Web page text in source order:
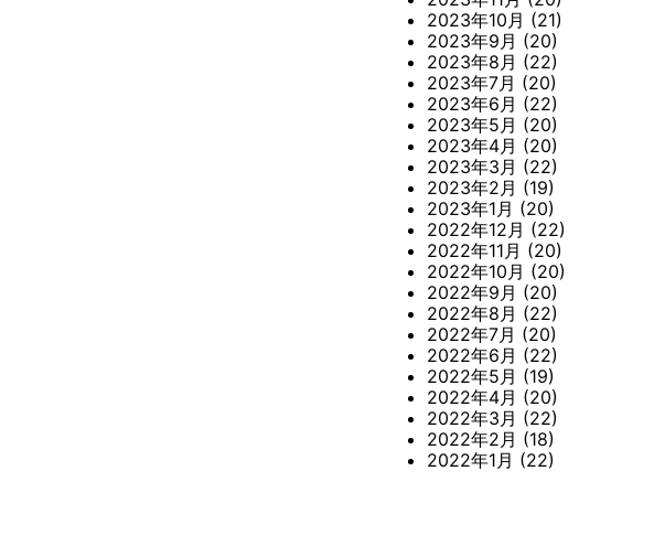
2023年10月 (21)
2023年9月 (20)
2023年8月 (22)
2023年7月 (20)
2023年6月 (22)
2023年5月 (20)
2023年4月 (20)
2023年3月 (22)
2023年2月 (19)
2023年1月 (20)
2022年12月 (22)
2022年11月 (20)
2022年10月 (20)
2022年9月 (20)
2022年8月 (22)
2022年7月 (20)
2022年6月 (22)
2022年5月 (19)
2022年4月 (20)
2022年3月 (22)
2022年2月 (18)
2022年1月 (22)